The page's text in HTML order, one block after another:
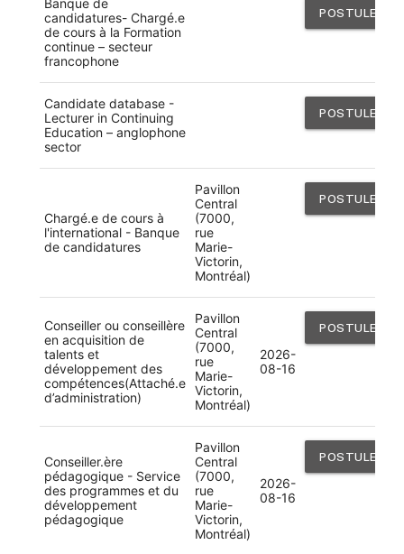
Banque de
candidatures- Chargé.e
de cours à la Formation
continue – secteur
francophone
POSTULER
Candidate database -
Lecturer in Continuing
Education – anglophone
sector
POSTULER
Chargé.e de cours à
l'international - Banque
de candidatures
Pavillon
Central
(7000,
rue
Marie-
Victorin,
Montréal)
POSTULER
Conseiller ou conseillère
en acquisition de
talents et
développement des
compétences(Attaché.e
d’administration)
Pavillon
Central
(7000,
rue
Marie-
Victorin,
Montréal)
2026-
08-16
POSTULER
Conseiller.ère
pédagogique - Service
des programmes et du
développement
pédagogique
Pavillon
Central
(7000,
rue
Marie-
Victorin,
Montréal)
2026-
08-16
POSTULER